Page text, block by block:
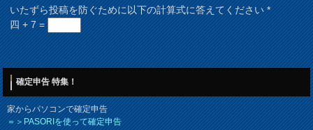
いたずら投稿を防ぐために以下の計算式に答えてください*
四 + 7 =
確定申告 特集！
家からパソコンで確定申告
＝＞PASORIを使って確定申告